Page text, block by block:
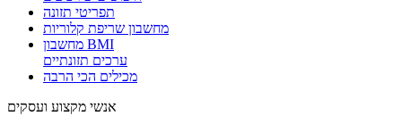
תפריטי תזונה
מחשבון שריפת קלוריות
מחשבון BMI
ערכים תזונתיים
מכילים הכי הרבה
אנשי מקצוע ועסקים